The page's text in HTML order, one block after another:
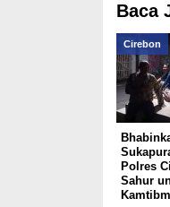
Baca
Cirebon
Polres
Sahur